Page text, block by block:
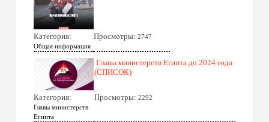
Категория:
Общая информация
Просмотры: 2747
Главы министерств Египта до 2024 года
(СПИСОК)
Категория:
Главы министерств
Египта
Просмотры: 2292